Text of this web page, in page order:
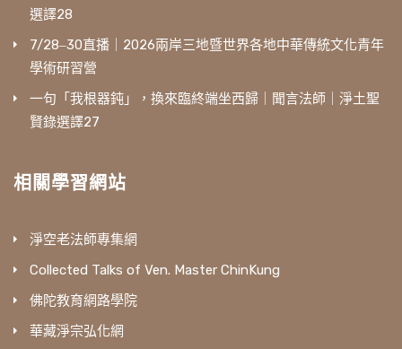
選譯28
7/28‒30直播｜2026兩岸三地暨世界各地中華傳統文化青年
學術研習營
一句「我根器鈍」，換來臨終端坐西歸｜聞言法師｜淨土聖
賢錄選譯27
相關學習網站
淨空老法師專集網
Collected Talks of Ven. Master ChinKung
佛陀教育網路學院
華藏淨宗弘化網